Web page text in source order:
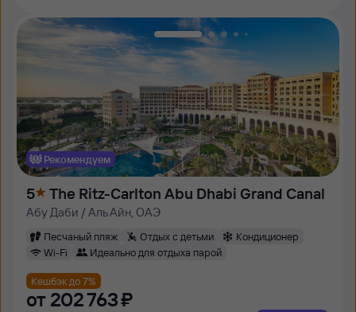
Рекомендуем
5 The Ritz-Carlton Abu Dhabi Grand Canal
Абу Даби / Аль Айн, ОАЭ
Песчаный пляж Отдых с детьми
Кондиционер
Wi-Fi
Идеально для отдыха парой
Кешбэк до 7%
от 202 ⁠763 ⁠₽